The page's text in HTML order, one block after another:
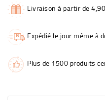
Livraison à partir de
Expédié le jour même à
Plus de 1500 produits